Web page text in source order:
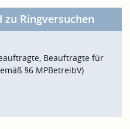
zu Ringversuchen
Beauftragte für
§6 MPBetreibV)